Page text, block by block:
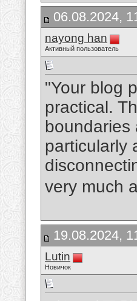
06.08.2024,
nayong han
Активный пользователь
"Your blog
practical.
boundaries
particularly
very much
19.08.2024,
Lutin
Новичок